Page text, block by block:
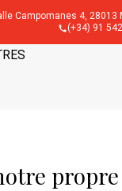
Campomanes 4, 28013
(+34) 91